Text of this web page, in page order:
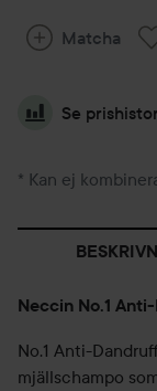
Matcha
Se
* Kan ej
Neccin No.1
No.1 Anti-
mjällschampo